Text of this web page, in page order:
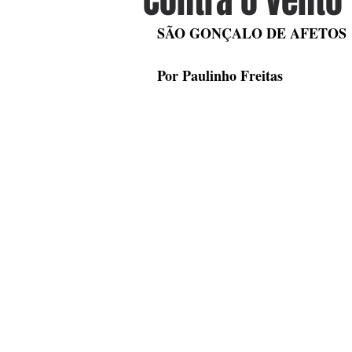
SÃO GONÇALO DE AFETOS
Por Paulinho Freitas